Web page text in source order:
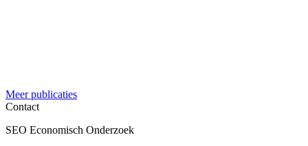
Meer publicaties
Contact
SEO Economisch Onderzoek